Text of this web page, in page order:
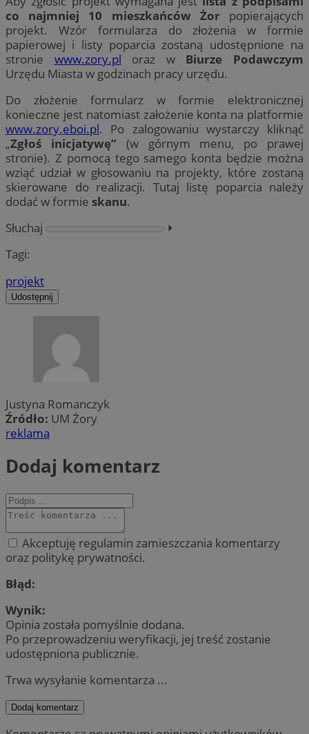
co najmniej 10 mieszkańców Żorpopierających
projekt. Wzór formularza do złożenia w formie
papierowej i listy poparcia zostaną udostępnione na
stronie www.zory.pl oraz w Biurze Podawczym
Urzędu Miasta w godzinach pracy urzędu.
Do złożenie formularz w formie elektronicznej
konieczne jest natomiast założenie konta na platformie
www.zory.eboi.pl. Po zalogowaniu wystarczy kliknąć
„Zgłoś inicjatywę” (w górnym menu, po prawej
stronie). Z pomocą tego samego konta będzie można
wziąć udział w głosowaniu na projekty, które zostaną
skierowane do realizacji. Tutaj listę poparcia należy
dodać w formie skanu.
Słuchaj
⏵︎
Tagi:
projekt
Udostępnij
Justyna Romanczyk
Źródło: UM Żory
reklama
Dodaj komentarz
Akceptuję regulamin zamieszczania komentarzy
oraz politykę prywatności.
Błąd:
Wynik:
Opinia została pomyślnie dodana.
Po przeprowadzeniu weryfikacji, jej treść zostanie
udostępniona publicznie.
Trwa wysyłanie komentarza ...
Dodaj komentarz